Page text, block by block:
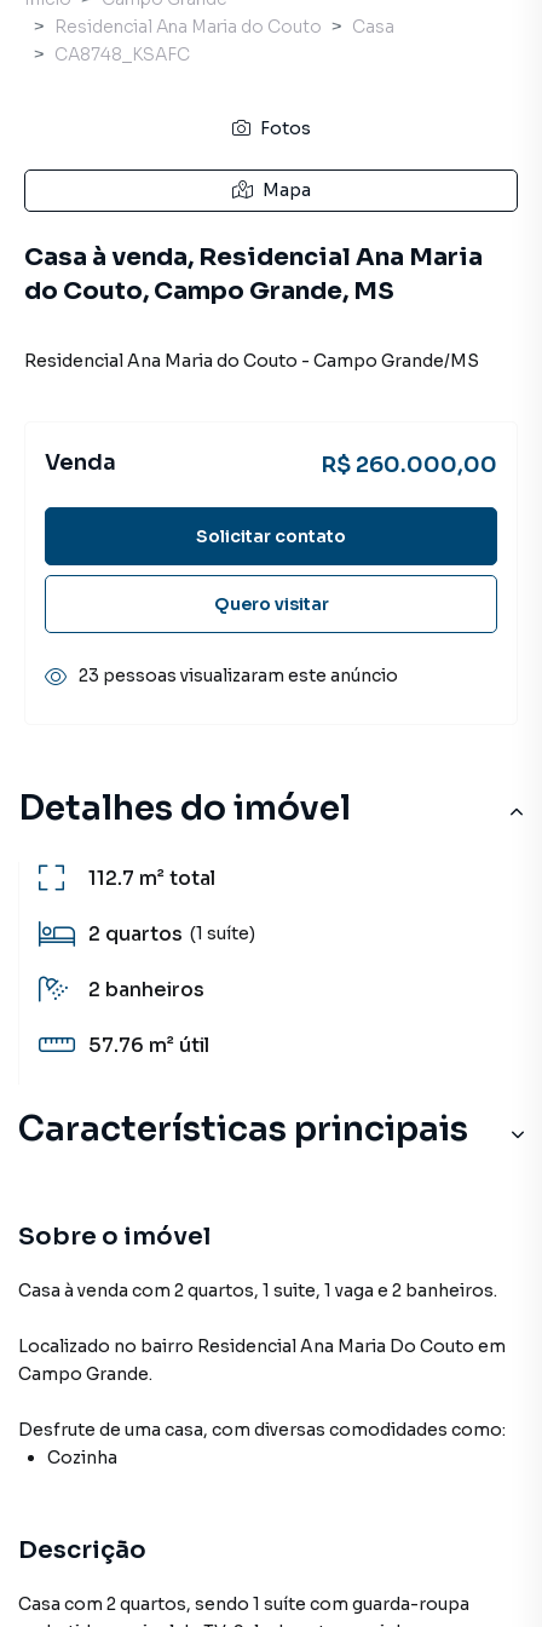
Detalhes do imóvel
112.7 m²total
2 quartos (1 suíte)
2 banheiros
57.76 m² útil
Características principais
Sobre o imóvel
Casa à venda com 2 quartos, 1 suite, 1 vaga e 2 banheiros.
Localizado no bairro Residencial Ana Maria Do Couto em
Campo Grande.
Desfrute de uma casa, com diversas comodidades como:
Cozinha
Descrição
Casa com 2 quartos, sendo 1 suíte com guarda-roupa
Residencial Ana Maria do Couto
Casa
CA8748_KSAFC
Fotos
Mapa
Casa à venda, Residencial Ana Maria
do Couto, Campo Grande, MS
Residencial Ana Maria do Couto - Campo Grande/MS
Venda R$ 260.000,00
Solicitar contato
Quero visitar
23 pessoas visualizaram este anúncio